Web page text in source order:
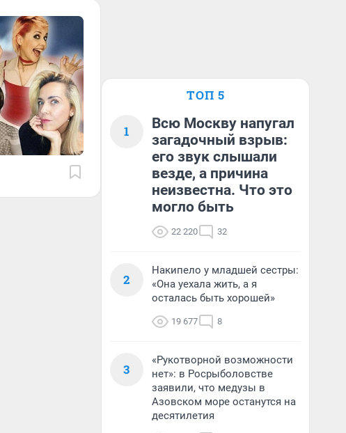
ТОП 5
1
Всю Москву напугал
загадочный взрыв:
его звук слышали
везде, а причина
неизвестна. Что это
могло быть
22 220 32
2
Накипело у младшей сестры:
«Она уехала жить, а я
осталась быть хорошей»
19 677 8
3
«Рукотворной возможности
нет»: в Росрыболовстве
заявили, что медузы в
Азовском море останутся на
десятилетия